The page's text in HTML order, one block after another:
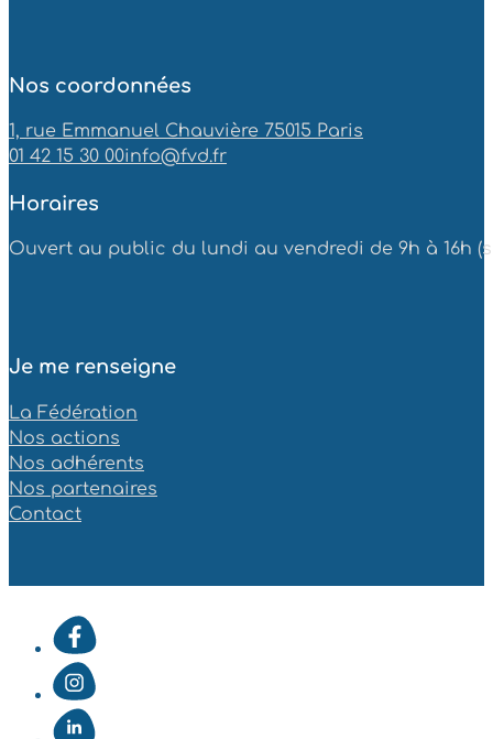
Nos coordonnées
1, rue Emmanuel Chauvière 75015 Paris
01 42 15 30 00info@fvd.fr
Horaires
Ouvert au public du lundi au vendredi de 9h à 16h
Je me renseigne
La Fédération
Nos actions
Nos adhérents
Nos partenaires
Contact